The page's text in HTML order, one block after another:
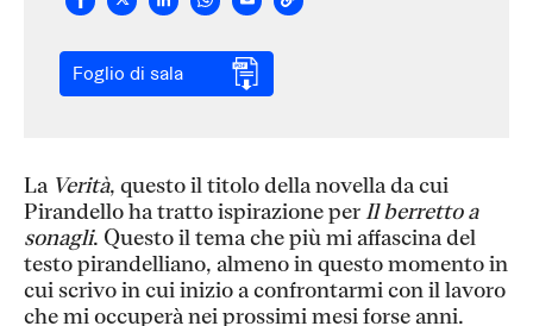
Foglio di sala
La Verità, questo il titolo della novella da cui
Pirandello ha tratto ispirazione per Il berretto a
sonagli. Questo il tema che più mi affascina del
testo pirandelliano, almeno in questo momento in
cui scrivo in cui inizio a confrontarmi con il lavoro
che mi occuperà nei prossimi mesi forse anni.